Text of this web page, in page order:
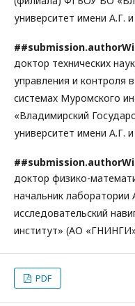
университет имени А.Г.
доктор технических
управления и контроля
системах Муромского
«Владимирский
университет имени А.Г.
доктор физико-
начальник
исследовательский
институт» (АО
PDF